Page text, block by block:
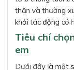
thận và thường
khỏi tác động có
Tiêu chí
em
Dưới đây là một